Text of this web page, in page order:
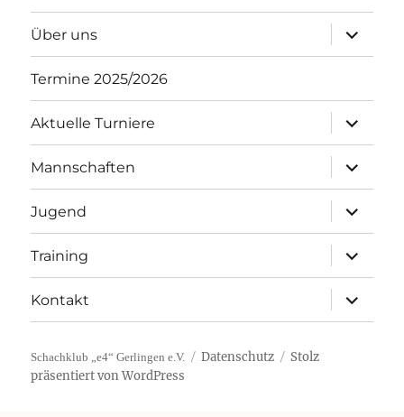
Über uns
öffnen
Termine 2025/2026
Aktuelle Turniere
öffnen
Mannschaften
öffnen
Jugend
öffnen
Training
öffnen
Kontakt
öffnen
Schachklub „e4“ Gerlingen e.V. Datenschutz
Stolz
präsentiert von WordPress